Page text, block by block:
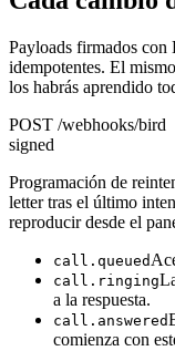
Payloads firmados
idempotentes. El
los habrás aprendido
POST /webhooks/bird
signed
Programación de
letter tras el último
reproducir desde el
call.queued
call.ringing
a la respuesta.
call.answered
comienza con